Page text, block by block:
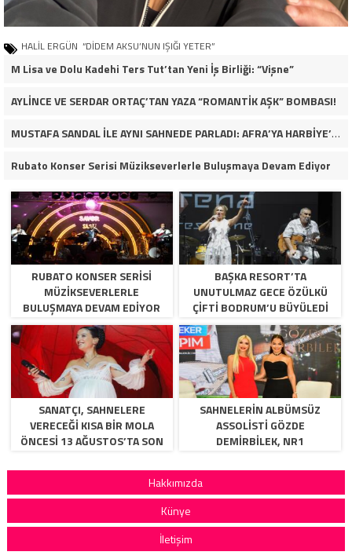
HALİL ERGÜN “DİDEM AKSU’NUN IŞIĞI YETER”
M Lisa ve Dolu Kadehi Ters Tut’tan Yeni İş Birliği: “Vişne”
AYLİNCE VE SERDAR ORTAÇ’TAN YAZA “ROMANTİK AŞK” BOMBASI!
MUSTAFA SANDAL İLE AYNI SAHNEDE PARLADI: AFRA’YA HARBİYE’DE BÜYÜK ALKIŞ
Rubato Konser Serisi Müzikseverlerle Buluşmaya Devam Ediyor
RUBATO KONSER SERISI
MÜZIKSEVERLERLE
BULUŞMAYA DEVAM EDIYOR
BAŞKA RESORT’TA
UNUTULMAZ GECE ÖZÜLKÜ
ÇIFTI BODRUM’U BÜYÜLEDI
SANATÇI, SAHNELERE
VERECEĞİ KISA BİR MOLA
ÖNCESİ 13 AĞUSTOS’TA SON
SAHNELERİN ALBÜMSÜZ
ASSOLİSTİ GÖZDE
DEMİRBİLEK, NR1
OLARAK VAR OLACAĞIM!”
Hakkımızda
Künye
İletişim